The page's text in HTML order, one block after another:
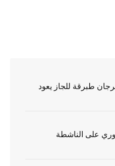
مهرجان طبرقة للجاز يعود
على الناشطة